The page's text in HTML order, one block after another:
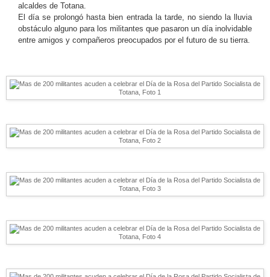
alcaldes de Totana.
El día se prolongó hasta bien entrada la tarde, no siendo la lluvia
obstáculo alguno para los militantes que pasaron un día inolvidable
entre amigos y compañeros preocupados por el futuro de su tierra.